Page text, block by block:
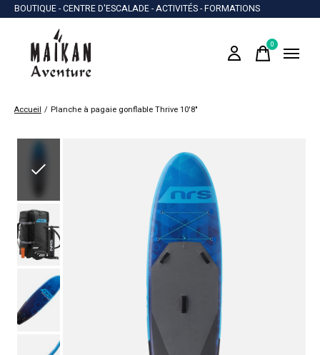
BOUTIQUE - CENTRE D'ESCALADE - ACTIVITÉS - FORMATIONS
0items
Accueil / Planche à pagaie gonflable Thrive 10'8"